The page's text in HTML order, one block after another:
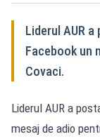
Liderul AUR
Facebook un
Covaci.
Liderul AUR a
mesaj de adio